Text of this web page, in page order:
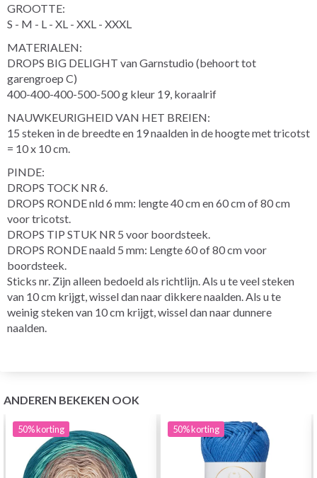
GROOTTE:
S - M - L - XL - XXL - XXXL
MATERIALEN:
DROPS BIG DELIGHT van Garnstudio (behoort tot
garengroep C)
400-400-400-500-500 g kleur 19, koraalrif
NAUWKEURIGHEID VAN HET BREIEN:
15 steken in de breedte en 19 naalden in de hoogte met tricotst
= 10 x 10 cm.
PINDE:
DROPS TOCK NR 6.
DROPS RONDE nld 6 mm: lengte 40 cm en 60 cm of 80 cm
voor tricotst.
DROPS TIP STUK NR 5 voor boordsteek.
DROPS RONDE naald 5 mm: Lengte 60 of 80 cm voor
boordsteek.
Sticks nr. Zijn alleen bedoeld als richtlijn. Als u te veel steken
van 10 cm krijgt, wissel dan naar dikkere naalden. Als u te
weinig steken van 10 cm krijgt, wissel dan naar dunnere
naalden.
ANDEREN BEKEKEN OOK
50%korting 50%korting